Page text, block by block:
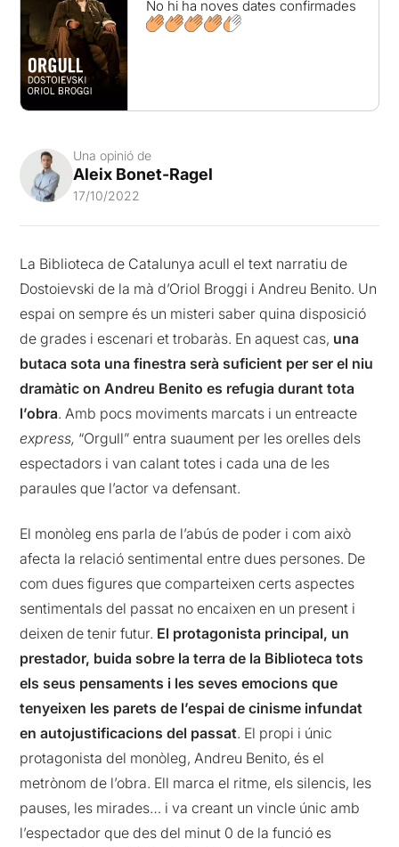
No hi ha noves dates confirmades
Una opinió de
Aleix Bonet-Ragel
17/10/2022
La Biblioteca de Catalunya acull el text narratiu de
Dostoievski de la mà d’Oriol Broggi i Andreu Benito. Un
espai on sempre és un misteri saber quina disposició
de grades i escenari et trobaràs. En aquest cas, una
butaca sota una finestra serà suficient per ser el niu
dramàtic on Andreu Benito es refugia durant tota
l’obra. Amb pocs moviments marcats i un entreacte
express, “Orgull” entra suaument per les orelles dels
espectadors i van calant totes i cada una de les
paraules que l’actor va defensant.
El monòleg ens parla de l’abús de poder i com això
afecta la relació sentimental entre dues persones. De
com dues figures que comparteixen certs aspectes
sentimentals del passat no encaixen en un present i
deixen de tenir futur. El protagonista principal, un
prestador, buida sobre la terra de la Biblioteca tots
els seus pensaments i les seves emocions que
tenyeixen les parets de l’espai de cinisme infundat
en autojustificacions del passat. El propi i únic
protagonista del monòleg, Andreu Benito, és el
metrònom de l’obra. Ell marca el ritme, els silencis, les
pauses, les mirades… i va creant un vincle únic amb
l’espectador que des del minut 0 de la funció es